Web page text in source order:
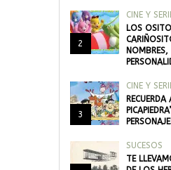
2
CINE Y
LOS
NOMBRES,
3
CINE Y
SUCESOS
TE